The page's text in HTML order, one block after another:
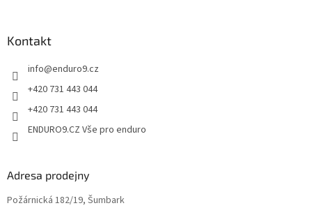
Kontakt
info@enduro9.cz
+420 731 443 044
+420 731 443 044
ENDURO9.CZ Vše pro enduro
Adresa prodejny
Požárnická 182/19, Šumbark